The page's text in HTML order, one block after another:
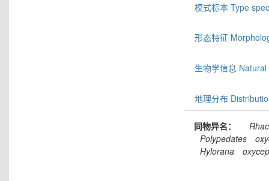
模式标本 Type
形态特征
生物学信息
地理分布
同物异名：
Polypedates
Hylorana